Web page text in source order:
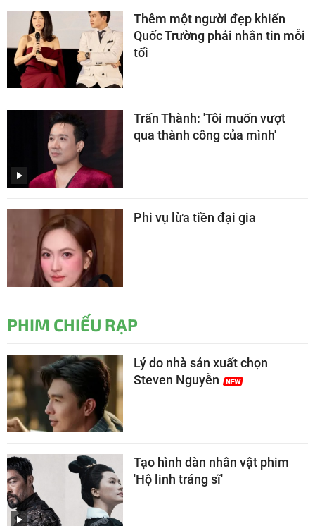
Thêm một người đẹp khiến
Quốc Trường phải nhắn tin mỗi
tối
Trấn Thành: 'Tôi muốn vượt
qua thành công của mình'
Phi vụ lừa tiền đại gia
PHIM CHIẾU RẠP
Lý do nhà sản xuất chọn
Steven Nguyễn
Tạo hình dàn nhân vật phim
'Hộ linh tráng sĩ'